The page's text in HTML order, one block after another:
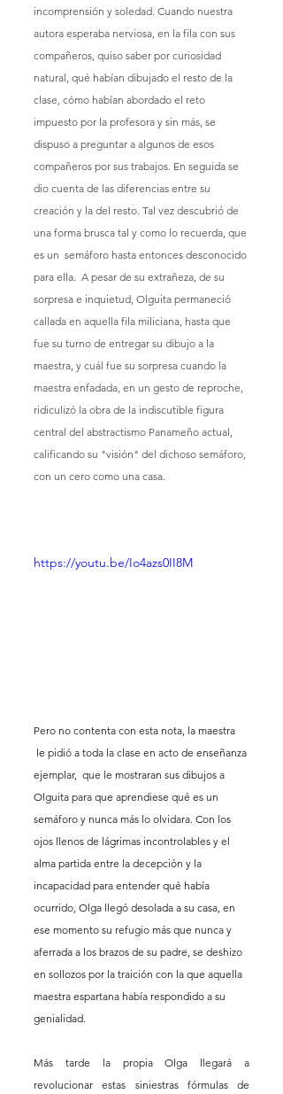
incomprensión y soledad. Cuando nuestra
autora esperaba nerviosa, en la fila con sus
compañeros, quiso saber por curiosidad
natural, qué habían dibujado el resto de la
clase, cómo habían abordado el reto
impuesto por la profesora y sin más, se
dispuso a preguntar a algunos de esos
compañeros por sus trabajos. En seguida se
dio cuenta de las diferencias entre su
creación y la del resto. Tal vez descubrió de
una forma brusca tal y como lo recuerda, que
es un  semáforo hasta entonces desconocido
para ella.  A pesar de su extrañeza, de su
sorpresa e inquietud, Olguita permaneció
callada en aquella fila miliciana, hasta que
fue su turno de entregar su dibujo a la
maestra, y cuál fue su sorpresa cuando la
maestra enfadada, en un gesto de reproche,
ridiculizó la obra de la indiscutible figura
central del abstractismo Panameño actual,
calificando su "visión" del dichoso semáforo,
con un cero como una casa.
https://youtu.be/Io4azs0II8M
Pero no contenta con esta nota, la maestra
le pidió a toda la clase en acto de enseñanza
ejemplar,  que le mostraran sus dibujos a
Olguita para que aprendiese qué es un
semáforo y nunca más lo olvidara. Con los
ojos llenos de lágrimas incontrolables y el
alma partida entre la decepción y la
incapacidad para entender qué había
ocurrido, Olga llegó desolada a su casa, en
ese momento su refugio más que nunca y
aferrada a los brazos de su padre, se deshizo
en sollozos por la traición con la que aquella
maestra espartana había respondido a su
genialidad.
Más tarde la propia Olga llegará a
revolucionar estas siniestras fórmulas de